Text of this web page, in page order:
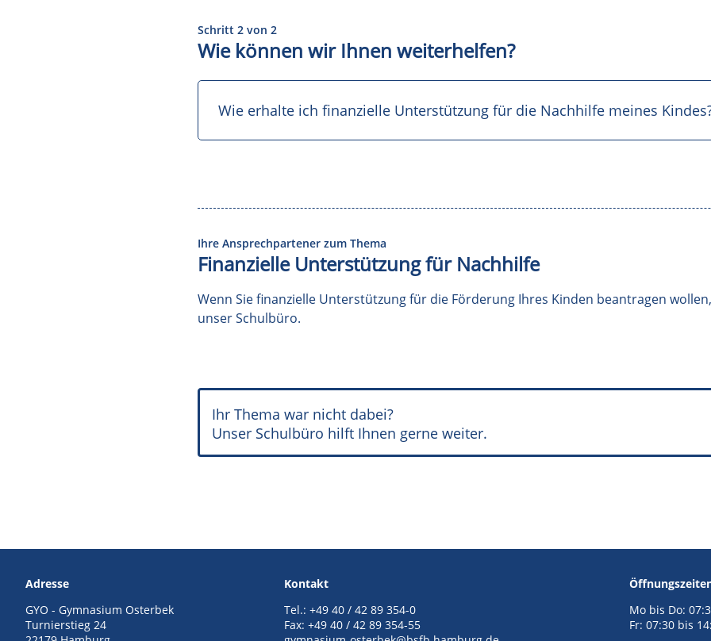
Schritt 2 von 2
Wie können wir Ihnen weiterhelfen?
Wie erhalte ich finanzielle Unterstützung für die Nachhilfe meines
Ihre Ansprechpartener zum Thema
Finanzielle Unterstützung für Nachhilfe
Wenn Sie finanzielle Unterstützung für die Förderung Ihres Kinden beantragen
unser Schulbüro.
Ihr Thema war nicht dabei?
Unser Schulbüro hilft Ihnen gerne weiter.
Adresse
GYO - Gymnasium Osterbek
Turnierstieg 24
Kontakt
Tel.: +49 40 / 42 89 354-0
Fax: +49 40 / 42 89 354-55
Mo bis Do:
Fr: 07:30 bis